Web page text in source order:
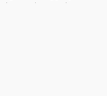
masa depan. Lahan yang
yang ekstensif. Utilitas
alam yang menakjubkan.
utama ini, cocok untuk